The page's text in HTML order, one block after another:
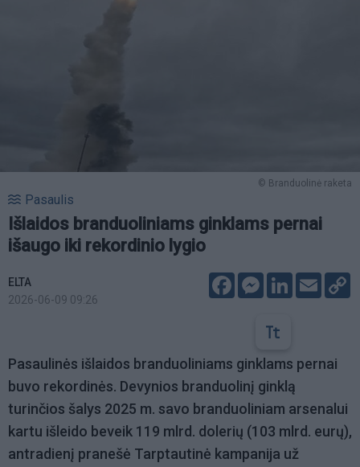
© Branduolinė raketa
Pasaulis
Išlaidos branduoliniams ginklams pernai
išaugo iki rekordinio lygio
ELTA
2026-06-09 09:26
FacebookMessenger
LinkedIn
Email
Pasaulinės išlaidos branduoliniams ginklams pernai
buvo rekordinės. Devynios branduolinį ginklą
turinčios šalys 2025 m. savo branduoliniam arsenalui
kartu išleido beveik 119 mlrd. dolerių (103 mlrd. eurų),
antradienį pranešė Tarptautinė kampanija už